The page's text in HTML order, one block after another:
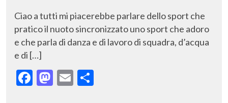
Ciao a tutti mi piacerebbe parlare dello sport che
pratico il nuoto sincronizzato uno sport che adoro
e che parla di danza e di lavoro di squadra, d’acqua
e di […]
F
M E